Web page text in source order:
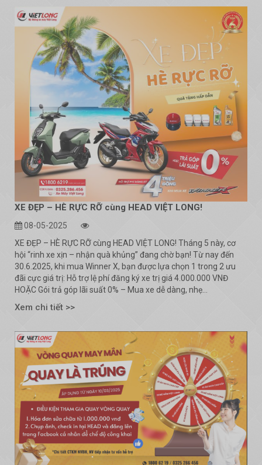
XE ĐẸP – HÈ RỰC RỠ cùng HEAD VIỆT LONG!
08-05-2025
XE ĐẸP – HÈ RỰC RỠ cùng HEAD VIỆT LONG! Tháng 5 này, cơ
hội “rinh xe xịn – nhận quà khủng” đang chờ bạn! Từ nay đến
30.6.2025, khi mua Winner X, bạn được lựa chọn 1 trong 2 ưu
đãi cực giá trị: Hỗ trợ lệ phí đăng ký xe trị giá 4.000.000 VNĐ
HOẶC Gói trả góp lãi suất 0% – Mua xe dễ dàng, nhẹ...
Xem chi tiết >>